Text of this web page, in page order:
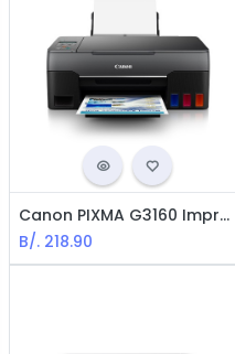
Canon PIXMA G3160 Impresora Inalámbrica Multifuncional con Tecnología Inyección de Tinta / USB / WIFI / Negro
B/. 218.90